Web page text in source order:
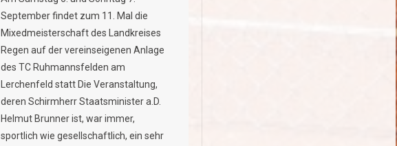
September findet zum 11. Mal die
Mixedmeisterschaft des Landkreises
Regen auf der vereinseigenen Anlage
des TC Ruhmannsfelden am
Lerchenfeld statt Die Veranstaltung,
deren Schirmherr Staatsminister a.D.
Helmut Brunner ist, war immer,
sportlich wie gesellschaftlich, ein sehr